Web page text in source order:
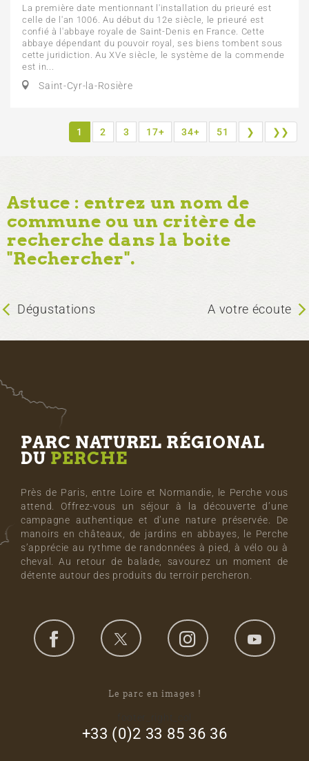
La première date mentionnant l'installation du prieuré est
celle de l'an 1006. Au début du 12e siècle, le prieuré est
confié à l'abbaye royale de Saint-Denis en France. Cette
abbaye dépendant du pouvoir royal, ses biens tombent sous
cette juridiction. Au XVe siècle, le système de la commende
est in...
Saint-Cyr-la-Rosière
1 2 3 17+ 34+ 51 ❯ ❯❯
Astuce : entrez un nom de
commune ou un critère de
recherche dans la boite
"Rechercher".
Dégustations A votre écoute
PARC NATUREL RÉGIONAL
DU PERCHE
Près de Paris, entre Loire et Normandie, le Perche vous
attend. Offrez-vous un séjour à la découverte d’une
campagne authentique et d’une nature préservée. De
manoirs en châteaux, de jardins en abbayes, le Perche
s’apprécie au rythme de randonnées à pied, à vélo ou à
cheval. Au retour de balade, savourez un moment de
détente autour des produits du terroir percheron.
Le parc en images !
+33 (0)2 33 85 36 36